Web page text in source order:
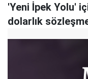
'Yeni İpek Yolu'
dolarlık